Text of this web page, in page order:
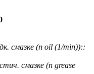
смазке (n oil (1/min))::
смазке (n grease